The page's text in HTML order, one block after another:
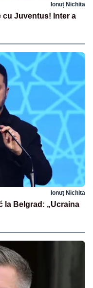
Ionuț Nichita
cu Juventus! Inter a
Ionuț Nichita
la Belgrad: „Ucraina